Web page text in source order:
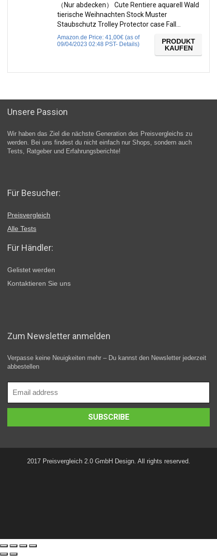
（Nur abdecken） Cute Rentiere aquarell Wald
tierische Weihnachten Stock Muster
Staubschutz Trolley Protector case Fall…
Amazon.de Price: 41,00€ (as of
09/04/2023 02:48 PST- Details)
PRODUKT
KAUFEN
Unsere Passion
Wir haben das Ziel die nächste Generation des Preisvergleichs zu
werden. Bei uns findest du nicht einfach nur Shops, sondern auch
Tests, Ratgeber und Erfahrungsberichte!
Für Besucher:
Preisvergleich
Alle Tests
Für Händler:
Gelistet werden
Kontaktieren Sie uns
Zum Newsletter anmelden
Verpasse keine Neuigkeiten mehr – Du kannst den Newsletter jederzeit
abbestellen
2017 Preisvergleich 2.0 GmbH Design. All rights reserved.